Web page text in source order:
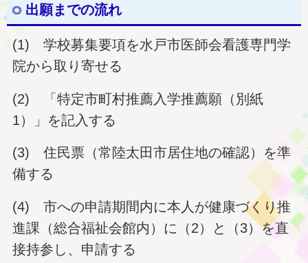
出願までの流れ
(1) 学校募集要項を水戸市医師会看護専門学
院から取り寄せる
(2) 「特定市町村推薦入学推薦願（別紙
1）」を記入する
(3) 住民票（常陸太田市居住地の確認）を準
備する
(4) 市への申請期間内に本人が健康づくり推
進課（総合福祉会館内）に（2）と（3）を直
接持参し、申請する